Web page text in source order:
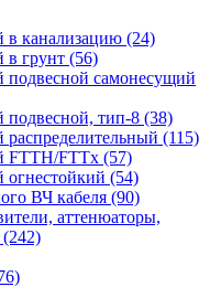
в канализацию (24)
в грунт (56)
подвесной самонесущий
подвесной, тип-8 (38)
распределительный (115)
FTTH/FTTx (57)
огнестойкий (54)
ВЧ кабеля (90)
аттенюаторы,
(242)